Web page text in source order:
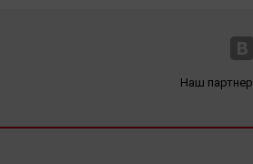
Наш партнер